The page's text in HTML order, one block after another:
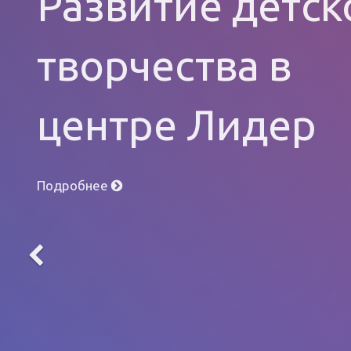
творчества в
центре Лидер
Подробнее